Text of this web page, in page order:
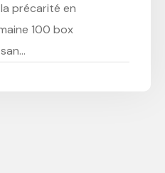
précarité en
100 box